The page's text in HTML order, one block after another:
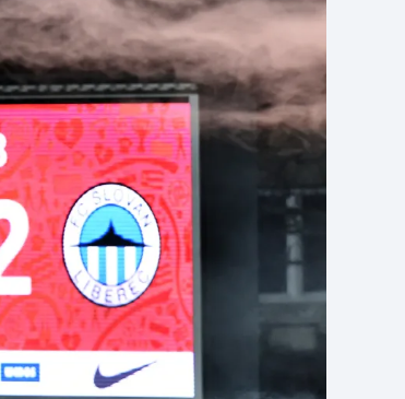
pětiboj
hry
volejbal
Triatlon
Veslování
Vodní slalom